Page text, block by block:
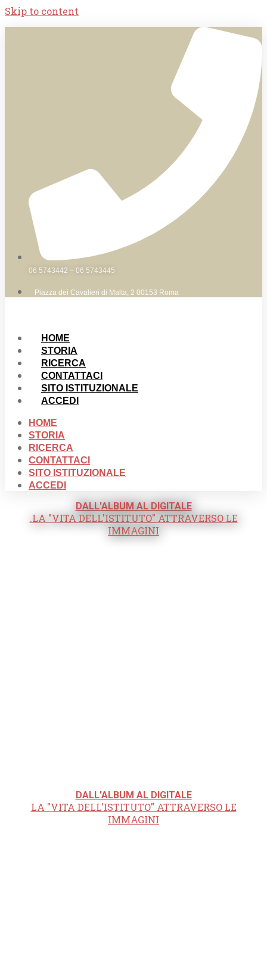
Skip to content
06 5743442 – 06 5743445
Piazza dei Cavalieri di Malta, 2 00153 Roma
HOME
STORIA
RICERCA
CONTATTACI
SITO ISTITUZIONALE
ACCEDI
HOME
STORIA
RICERCA
CONTATTACI
SITO ISTITUZIONALE
ACCEDI
DALL'ALBUM AL DIGITALE
.LA "VITA DELL'ISTITUTO" ATTRAVERSO LE
IMMAGINI
DALL'ALBUM AL DIGITALE
LA "VITA DELL'ISTITUTO" ATTRAVERSO LE
IMMAGINI